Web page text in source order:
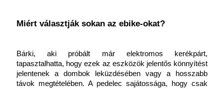
Miért választják sokan az ebike-okat?
Bárki, aki próbált már elektromos kerékpárt,
tapasztalhatta, hogy ezek az eszközök jelentős könnyítést
jelentenek a dombok leküzdésében vagy a hosszabb
távok megtételében. A pedelec sajátossága, hogy csak